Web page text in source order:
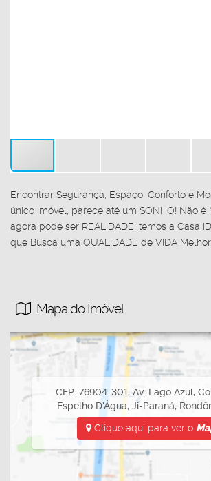
Encontrar Segurança, Espaço, Conforto e
único Imóvel, parece até um SONHO! Não é
agora pode ser REALIDADE, temos a Casa
que Busca uma QUALIDADE de VIDA Melhor.
Mapa do Imóvel
CEP: 76904-301,Av. Lago Azul,
Espelho D'Água, Ji-Paraná,
Clique aqui para ver o